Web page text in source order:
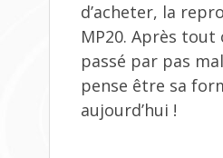
d’acheter, la
MP20. Après
passé par pas
pense être sa
aujourd’hui !